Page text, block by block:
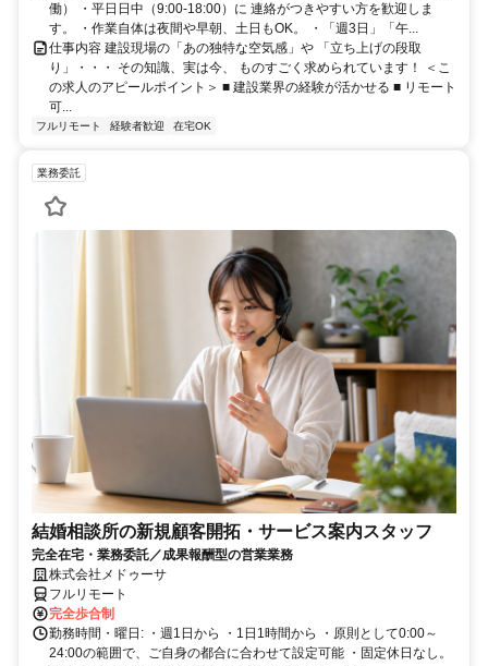
働） ・平日日中（9:00-18:00）に 連絡がつきやすい方を歓迎しま
す。 ・作業自体は夜間や早朝、土日もOK。 ・「週3日」「午...
仕事内容 建設現場の「あの独特な空気感」や 「立ち上げの段取
り」・・・ その知識、実は今、 ものすごく求められています！ ＜こ
の求人のアピールポイント＞ ■ 建設業界の経験が活かせる ■ リモート
可...
フルリモート 経験者歓迎 在宅OK
業務委託
結婚相談所の新規顧客開拓・サービス案内スタッフ
完全在宅・業務委託／成果報酬型の営業業務
株式会社メドゥーサ
フルリモート
完全歩合制
勤務時間・曜日: ・週1日から ・1日1時間から ・原則として0:00～
24:00の範囲で、ご自身の都合に合わせて設定可能 ・固定休日なし。